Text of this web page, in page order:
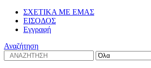
ΣΧΕΤΙΚΑ ΜΕ ΕΜΑΣ
ΕΙΣΟΔΟΣ
Εγγραφή
Αναζήτηση